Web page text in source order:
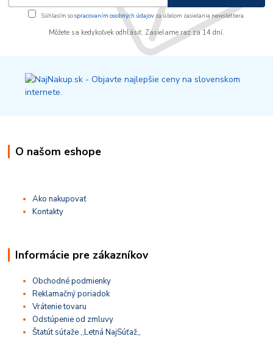
Súhlasím sospracovaním osobných údajov za účelom zasielania newslettera.
Môžete sa kedykoľvek odhlásiť. Zasielame raz za 14 dní.
O našom eshope
Ako nakupovať
Kontakty
Informácie pre zákazníkov
Obchodné podmienky
Reklamačný poriadok
Vrátenie tovaru
Odstúpenie od zmluvy
Štatút súťaže ,,Letná NajSúťaž,,